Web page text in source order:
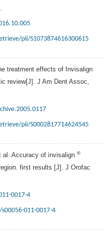
pii/S1073874616300615
treatment effects of Invisalign
review[J]. J Am Dent Assoc
pii/S0002817714624545
al. Accuracy of invisalign ®
first results [J]. J Orofac
0017-4
011-0017-4